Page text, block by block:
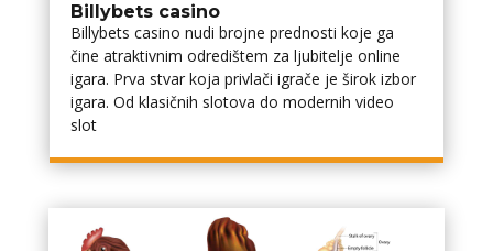
Billybets casino
Billybets casino nudi brojne prednosti koje ga
čine atraktivnim odredištem za ljubitelje online
igara. Prva stvar koja privlači igrače je širok izbor
igara. Od klasičnih slotova do modernih video
slot